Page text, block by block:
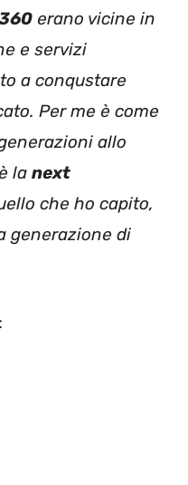
erano vicine in
e servizi
a conqustare
Per me è come
allo
la next
che ho capito,
generazione di